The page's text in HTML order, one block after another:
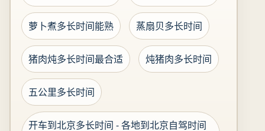
萝卜煮多长时间能熟 蒸扇贝多长时间
猪肉炖多长时间最合适 炖猪肉多长时间
五公里多长时间
开车到北京多长时间 - 各地到北京自驾时间